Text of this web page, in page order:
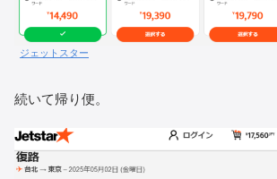
ジェットスター
続いて帰り便。